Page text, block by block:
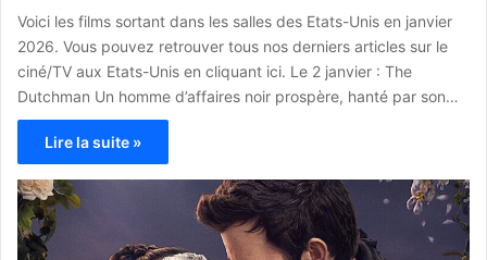
Voici les films sortant dans les salles des Etats-Unis en janvier
2026. Vous pouvez retrouver tous nos derniers articles sur le
ciné/TV aux Etats-Unis en cliquant ici. Le 2 janvier : The
Dutchman Un homme d’affaires noir prospère, hanté par son…
Lire la suite »